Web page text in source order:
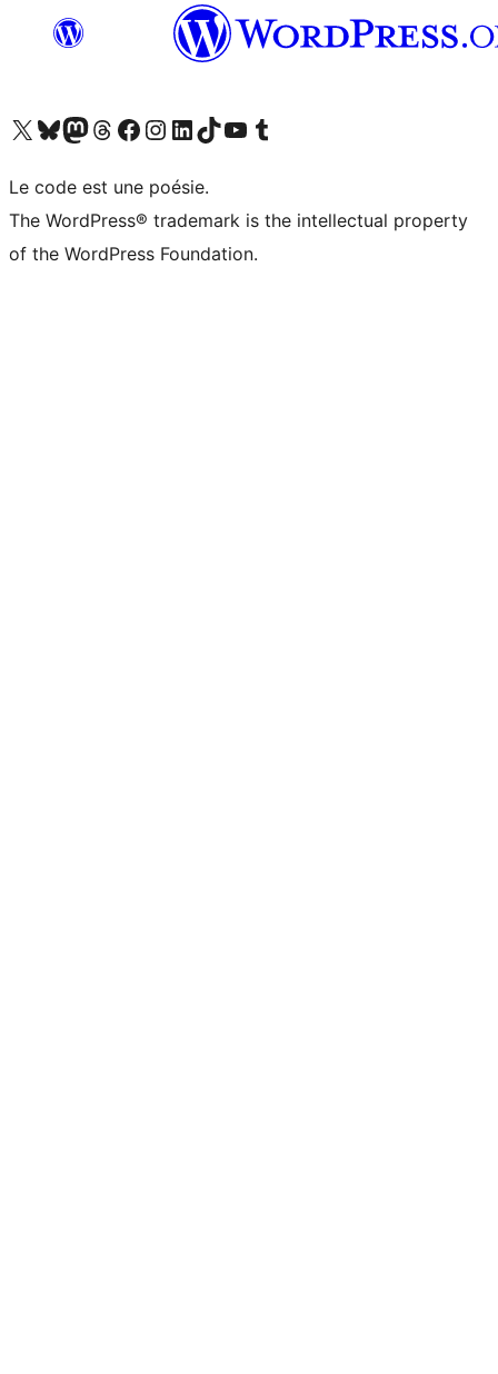
Visitez notre compte X (précédemment Twitter)
Visiter notre compte Bluesky
Visiter notre compte Mastodon
Visiter notre compte Threads
Consulter notre compte Facebook
Consulter notre compte Instagram
Consulter notre compte LinkedIn
Visiter notre compte TokTok
Visiter notre chaîne YouTube
Visiter notre compte Tumblr
Le code est une poésie.
The WordPress® trademark is the intellectual property
of the WordPress Foundation.